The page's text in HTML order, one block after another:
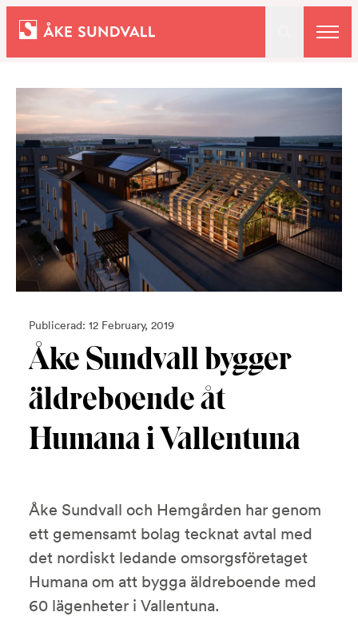
Bostäder
Lokaler och parkering
Entreprenad
Om oss
Publicerad: 12 February, 2019
Åke Sundvall bygger
äldreboende åt
Humana i Vallentuna
Åke Sundvall och Hemgården har genom
ett gemensamt bolag tecknat avtal med
det nordiskt ledande omsorgsföretaget
Humana om att bygga äldreboende med
60 lägenheter i Vallentuna.